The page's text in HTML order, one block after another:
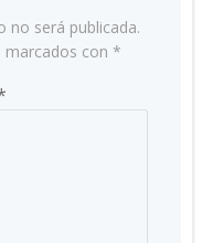
no será publicada.
con *